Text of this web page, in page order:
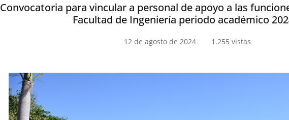
Convocatoria para vincular a personal de apoyo a las
Facultad de Ingeniería periodo académico
12 de agosto de 2024 1.255 vistas